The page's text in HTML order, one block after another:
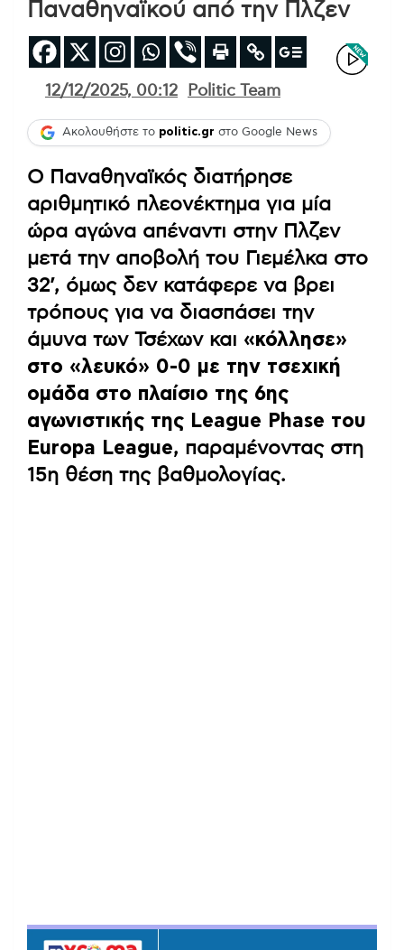
Παναθηναϊκού από την Πλζεν
12/12/2025, 00:12 Politic Team
Ακολουθήστε το politic.gr στο Google News
Ο Παναθηναϊκός διατήρησε
αριθμητικό πλεονέκτημα για μία
ώρα αγώνα απέναντι στην Πλζεν
μετά την αποβολή του Γιεμέλκα στο
32’, όμως δεν κατάφερε να βρει
τρόπους για να διασπάσει την
άμυνα των Τσέχων και «κόλλησε»
στο «λευκό» 0-0 με την τσεχική
ομάδα στο πλαίσιο της 6ης
αγωνιστικής της League Phase του
Europa League, παραμένοντας στη
15η θέση της βαθμολογίας.